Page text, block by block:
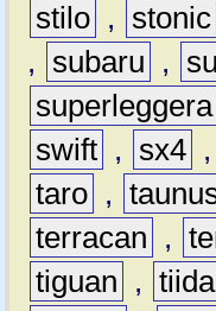
stilo , stonic
,
subaru ,
superleggera
swift , sx4 ,
taro ,
terracan
,
tiguan
, tiida